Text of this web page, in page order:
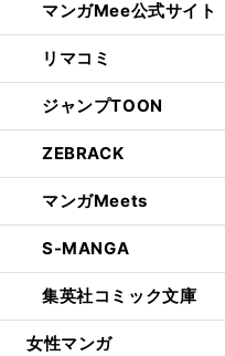
マンガMee公式サイト
リマコミ
ジャンプTOON
ZEBRACK
マンガMeets
S-MANGA
集英社コミック文庫
女性マンガ